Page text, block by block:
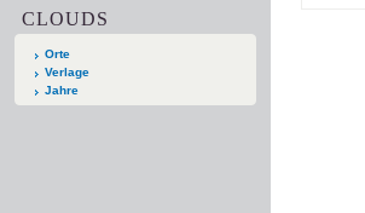
CLOUDS
Orte
Verlage
Jahre